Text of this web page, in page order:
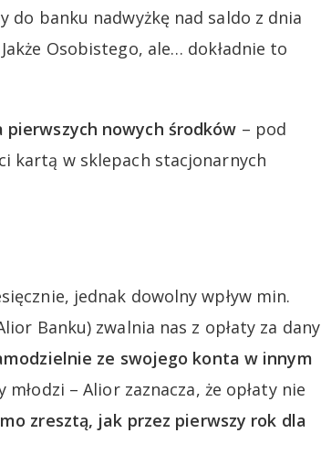
do banku nadwyżkę nad saldo z dnia
Osobistego, ale… dokładnie to
pierwszych nowych środków – pod
kartą w sklepach stacjonarnych
jednak dowolny wpływ min.
Banku) zwalnia nas z opłaty za dany
ze swojego konta w innym
młodzi – Alior zaznacza, że opłaty nie
zresztą, jak przez pierwszy rok dla